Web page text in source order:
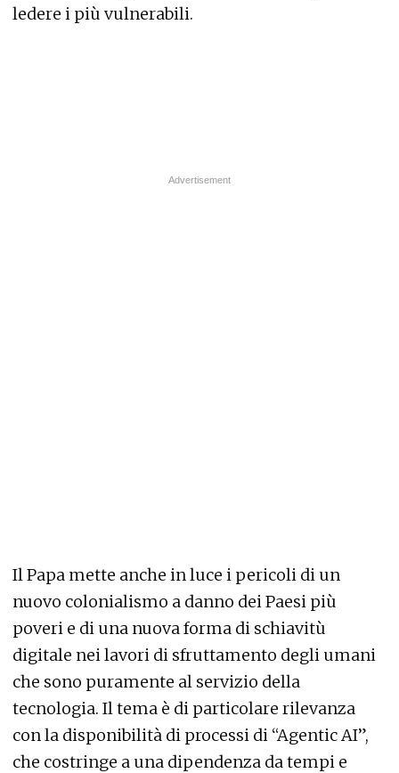
ledere i più vulnerabili.
Il Papa mette anche in luce i pericoli di un
nuovo colonialismo a danno dei Paesi più
poveri e di una nuova forma di schiavitù
digitale nei lavori di sfruttamento degli umani
che sono puramente al servizio della
tecnologia. Il tema è di particolare rilevanza
con la disponibilità di processi di “Agentic AI”,
che costringe a una dipendenza da tempi e